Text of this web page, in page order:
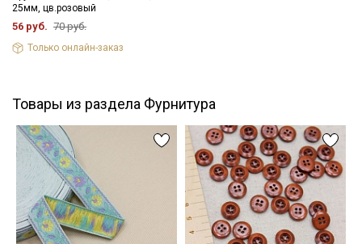
25мм, цв.розовый
56 руб. 70 руб.
Только онлайн-заказ
Товары из раздела Фурнитура